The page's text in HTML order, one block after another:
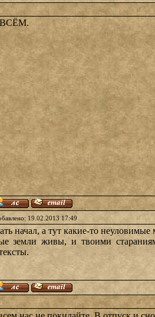
ВСЁМ.
19.02.2013 17:49
начал, а тут какие-то
земли живы, и твоими